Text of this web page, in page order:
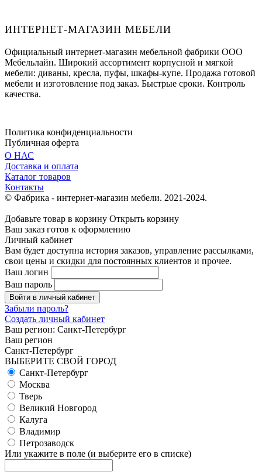
ИНТЕРНЕТ-МАГАЗИН МЕБЕЛИ
Официальный интернет-магазин мебельной фабрики ООО
Мебельлайн. Широкий ассортимент корпусной и мягкой
мебели: диваны, кресла, пуфы, шкафы-купе. Продажа готовой
мебели и изготовление под заказ. Быстрые сроки. Контроль
качества.
Политика конфиденциальности
Публичная оферта
О НАС
Доставка и оплата
Каталог товаров
Контакты
© Фабрика - интернет-магазин мебели. 2021-2024.
Добавьте товар в корзину Открыть корзину
Ваш заказ готов к оформлению
Личный кабинет
Вам будет доступна история заказов, управление рассылками,
свои цены и скидки для постоянных клиентов и прочее.
Ваш логин
Ваш пароль
Войти в личный кабинет
Забыли пароль?
Создать личный кабинет
Ваш регион: Санкт-Петербург
Ваш регион
Санкт-Петербург
ВЫБЕРИТЕ СВОЙ ГОРОД
Санкт-Петербург
Москва
Тверь
Великий Новгород
Калуга
Владимир
Петрозаводск
Или укажите в поле (и выберите его в списке)